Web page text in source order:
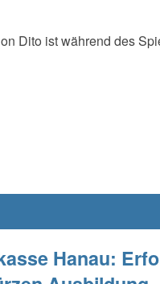
Dito ist während des
Hanau: